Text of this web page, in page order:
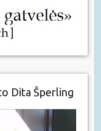
Dita Šperling